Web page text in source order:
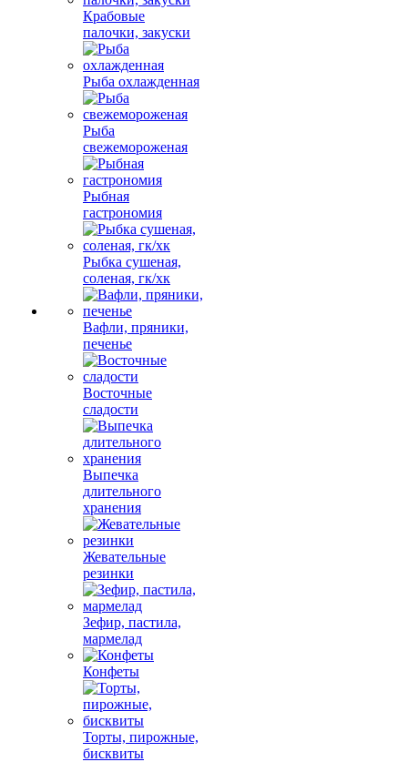
Крабовые
палочки, закуски
Рыба охлажденная
Рыба
свежемороженая
Рыбная
гастрономия
Рыбка сушеная,
соленая, гк/хк
Вафли, пряники,
печенье
Восточные
сладости
Выпечка
длительного
хранения
Жевательные
резинки
Зефир, пастила,
мармелад
Конфеты
Торты, пирожные,
бисквиты